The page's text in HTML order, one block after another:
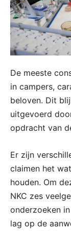
De meeste
in campers,
beloven. Dit
uitgevoerd
opdracht van
Er zijn
claimen het
houden. Om
NKC zes
onderzoeken
lag op de